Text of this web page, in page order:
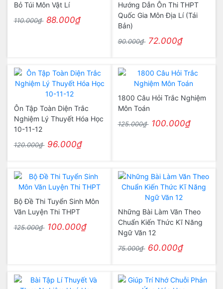
Bỏ Túi Môn Vật Lí
110.000₫ 88.000₫
Hướng Dẫn Ôn Thi THPT
Quốc Gia Môn Địa Lí (Tái
Bản)
90.000₫ 72.000₫
Ôn Tập Toàn Diện Trắc
Nghiệm Lý Thuyết Hóa Học
10-11-12
120.000₫ 96.000₫
1800 Câu Hỏi Trắc Nghiệm
Môn Toán
125.000₫ 100.000₫
Bộ Đề Thi Tuyển Sinh Môn
Văn Luyện Thi THPT
125.000₫ 100.000₫
Những Bài Làm Văn Theo
Chuẩn Kiến Thức Kĩ Năng
Ngữ Văn 12
75.000₫ 60.000₫